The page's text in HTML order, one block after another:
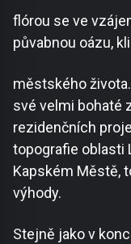
flórou se ve
půvabnou oázu,
městského
své velmi bohaté
rezidenčních
topografie oblasti
Kapském Městě,
výhody.
Stejně jako v